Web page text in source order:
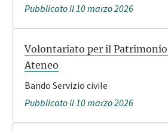
Pubblicato il 10 marzo 2026
Volontariato per il
Ateneo
Bando Servizio civile
Pubblicato il 10 marzo 2026